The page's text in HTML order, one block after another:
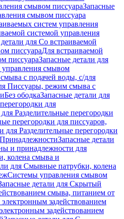
смывом писсуараЗапасные
смывом писсуара
систем управления
системой управления
для Со встраиваемой
писсуараДля встраиваемой
писсуараЗапасные детали для
управления смывом
с подачей воды, с/для
Писсуары, режим смыва с
Без ободкаЗапасные детали для
для
Разделительные перегородки
перегородки для писсуаров,
для Разделительные перегородки
ПринадлежностиЗапасные детали
и принадлежности для
колена смыва и
для Смывные патрубки, колена
Системы управления смывом
детали для Скрытый
смыва, питанием от
задействованием
задействованием